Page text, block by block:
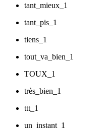
tant_mieux_1
tant_pis_1
tiens_1
tout_va_bien_1
TOUX_1
très_bien_1
ttt_1
un_instant_1